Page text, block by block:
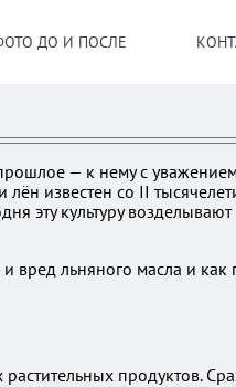
ДО И ПОСЛЕ
— к нему с
известен со II
эту культуру
вред льняного масла и
продуктов.